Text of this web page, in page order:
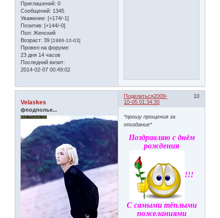
Приглашений: 0
Сообщений: 1345
Уважение: [+174/-1]
Позитив: [+144/-0]
Пол: Женский
Возраст: 39 [1986-10-03]
Провел на форуме:
23 дня 14 часов
Последний визит:
2014-02-07 00:49:02
Поделиться 10
2009-
10-05 01:34:30
Velaskes
фподполье...
*прошу прощения за
опоздание*
Поздравляю с днём
рождения
!!!
С самыми тёплыми
пожеланиями